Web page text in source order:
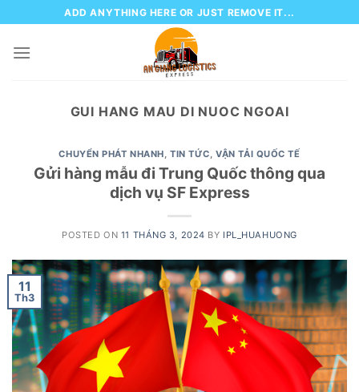
to
content
ADD ANYTHING HERE OR JUST REMOVE IT...
GUI HANG MAU DI NUOC NGOAI
CHUYỂN PHÁT NHANH,TIN TỨC,VẬN TẢI QUỐC TẾ
Gửi hàng mẫu đi Trung Quốc thông qua
dịch vụ SF Express
POSTED ON 11 THÁNG 3, 2024 BY IPL_HUAHUONG
11
Th3